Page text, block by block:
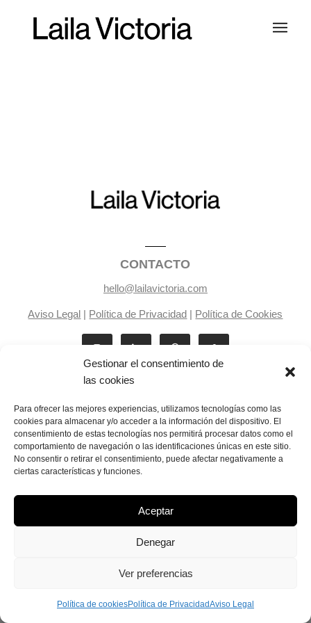
Gestionar el consentimiento de
las cookies
Para ofrecer las mejores experiencias, utilizamos tecnologías como las
cookies para almacenar y/o acceder a la información del dispositivo. El
consentimiento de estas tecnologías nos permitirá procesar datos como el
comportamiento de navegación o las identificaciones únicas en este sitio.
No consentir o retirar el consentimiento, puede afectar negativamente a
ciertas características y funciones.
Aceptar
Denegar
Ver preferencias
Política de cookiesPolítica de PrivacidadAviso Legal
CONTACTO
hello@lailavictoria.com
Aviso Legal | Política de Privacidad | Política de Cookies
Laila Victoria © copyright 2025